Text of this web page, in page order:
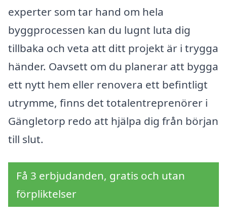
experter som tar hand om hela
byggprocessen kan du lugnt luta dig
tillbaka och veta att ditt projekt är i trygga
händer. Oavsett om du planerar att bygga
ett nytt hem eller renovera ett befintligt
utrymme, finns det totalentreprenörer i
Gängletorp redo att hjälpa dig från början
till slut.
Få 3 erbjudanden, gratis och utan
förpliktelser